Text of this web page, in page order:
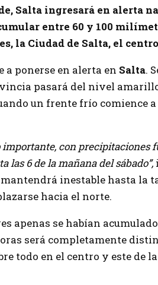
Salta ingresará en alerta
entre 60 y 100
la Ciudad de Salta, el
a ponerse en alerta en Salta.
pasará del nivel
un frente frío comience
importante, con precipitaciones
las 6 de la mañana del sábado”,
inestable hasta la
hacia el norte.
apenas se habían
será completamente
todo en el centro y este de